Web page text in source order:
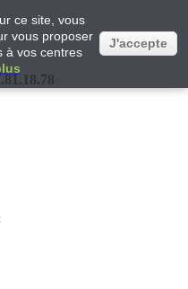
ce site, vous
vous proposer
à vos centres
J'accepte